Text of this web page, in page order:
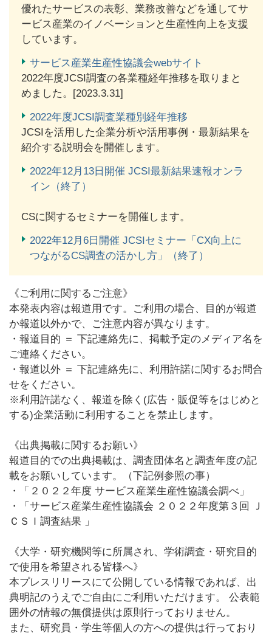
優れたサービスの表彰、業務改善などを通してサ
ービス産業のイノベーションと生産性向上を支援
しています。
サービス産業生産性協議会webサイト
2022年度JCSI調査の各業種経年推移を取りまと
めました。[2023.3.31]
2022年度JCSI調査業種別経年推移
JCSIを活用した企業分析や活用事例・最新結果を
紹介する説明会を開催します。
2022年12月13日開催 JCSI最新結果速報オンラ
イン（終了）
CSに関するセミナーを開催します。
2022年12月6日開催 JCSIセミナー「CX向上に
つながるCS調査の活かし方」（終了）
《ご利用に関するご注意》
本発表内容は報道用です。ご利用の場合、目的が報道
か報道以外かで、ご注意内容が異なります。
・報道目的 ＝ 下記連絡先に、掲載予定のメディア名を
ご連絡ください。
・報道以外 ＝ 下記連絡先に、利用許諾に関するお問合
せをください。
※利用許諾なく、報道を除く(広告・販促等をはじめと
する)企業活動に利用することを禁止します。
《出典掲載に関するお願い》
報道目的での出典掲載は、調査団体名と調査年度の記
載をお願いしています。（下記例参照の事）
・「２０２２年度 サービス産業生産性協議会調べ」
・「サービス産業生産性協議会 ２０２２年度第３回 Ｊ
ＣＳＩ調査結果 」
《大学・研究機関等に所属され、学術調査・研究目的
で使用を希望される皆様へ》
本プレスリリースにて公開している情報であれば、出
典明記のうえでご自由にご利用いただけます。 公表範
囲外の情報の無償提供は原則行っておりません。
また、研究員・学生等個人の方への提供は行っており